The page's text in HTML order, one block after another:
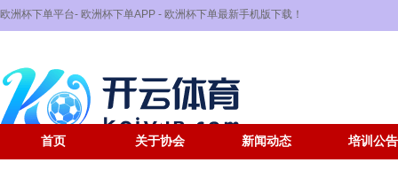
欧洲杯下单平台- 欧洲杯下单APP - 欧洲杯下单最新手机版下载！
首页 关于协会 新闻动态 培训公告